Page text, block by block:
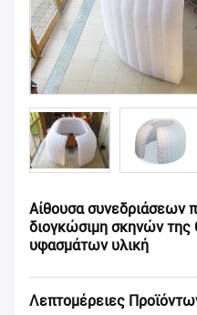
Αίθουσα συνεδριάσεων
διογκώσιμη σκηνών της
υφασμάτων υλική
Λεπτομέρειες